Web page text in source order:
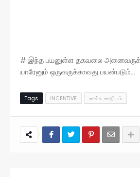
# இந்த பயனுள்ள தகவலை
யாரேனும் ஒருவருக்காவது பயன்படும்...
Tags INCENTIVE ஊக்க ஊதியம்